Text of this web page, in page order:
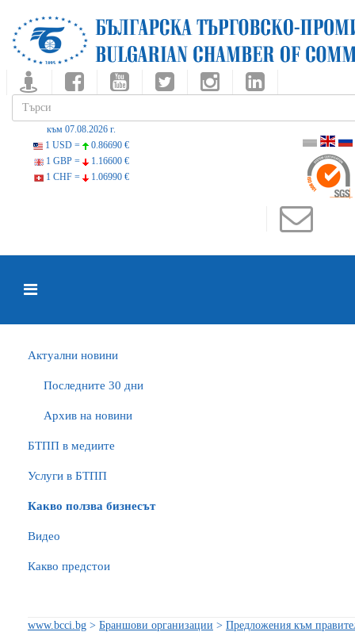
към 07.08.2026 г.
1 USD =
0.86690 €
1 GBP =
1.16600 €
1 CHF =
1.06990 €
Актуални новини
Последните 30 дни
Архив на новини
БTПП в медиите
Услуги в БТПП
Какво ползва бизнесът
Видео
Какво предстои
www.bcci.bg > Браншови организации > Предложения към